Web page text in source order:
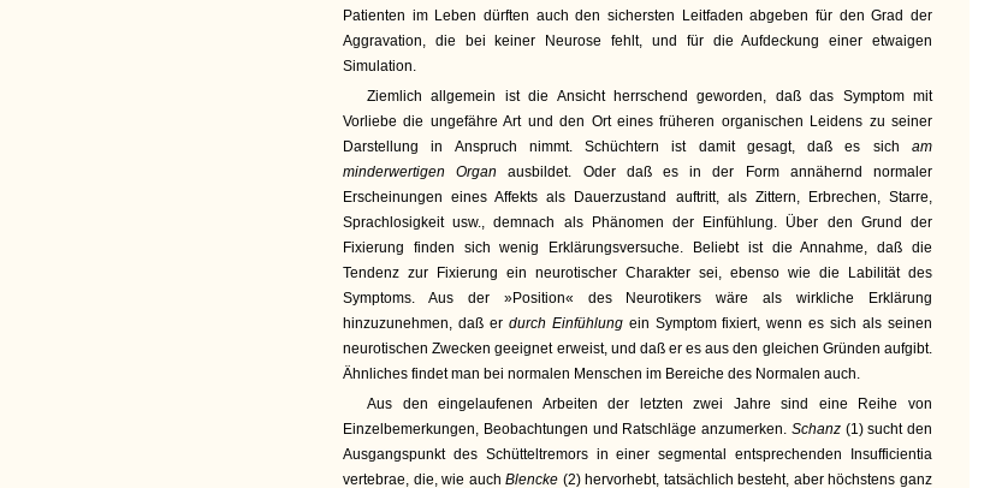
Patienten im Leben dürften auch den sichersten Leitfaden abgeben für den Grad der
Aggravation, die bei keiner Neurose fehlt, und für die Aufdeckung einer etwaigen
Simulation.
Ziemlich allgemein ist die Ansicht herrschend geworden, daß das Symptom mit
Vorliebe die ungefähre Art und den Ort eines früheren organischen Leidens zu seiner
Darstellung in Anspruch nimmt. Schüchtern ist damit gesagt, daß es sich am
minderwertigen Organausbildet. Oder daß es in der Form annähernd normaler
Erscheinungen eines Affekts als Dauerzustand auftritt, als Zittern, Erbrechen, Starre,
Sprachlosigkeit usw., demnach als Phänomen der Einfühlung. Über den Grund der
Fixierung finden sich wenig Erklärungsversuche. Beliebt ist die Annahme, daß die
Tendenz zur Fixierung ein neurotischer Charakter sei, ebenso wie die Labilität des
Symptoms. Aus der »Position« des Neurotikers wäre als wirkliche Erklärung
hinzuzunehmen, daß er durch Einfühlung ein Symptom fixiert, wenn es sich als seinen
neurotischen Zwecken geeignet erweist, und daß er es aus den gleichen Gründen aufgibt.
Ähnliches findet man bei normalen Menschen im Bereiche des Normalen auch.
Aus den eingelaufenen Arbeiten der letzten zwei Jahre sind eine Reihe von
Einzelbemerkungen, Beobachtungen und Ratschläge anzumerken. Schanz (1) sucht den
Ausgangspunkt des Schütteltremors in einer segmental entsprechenden Insufficientia
vertebrae, die, wie auchBlencke (2) hervorhebt, tatsächlich besteht, aber höchstens ganz